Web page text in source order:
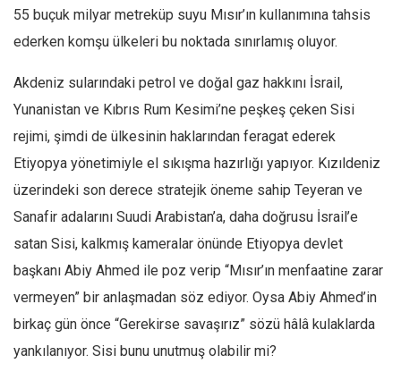
Sağlık
Gıda-Beslenme
Siyaset
Dünya
Avrupa
Asya
Afrika
İslam Dünyası
Amerika
Avustralya
Tarih
55 buçuk milyar metreküp suyu Mısır’ın kullanımına tahsis
ederken komşu ülkeleri bu noktada sınırlamış oluyor.
Akdeniz sularındaki petrol ve doğal gaz hakkını İsrail,
Yunanistan ve Kıbrıs Rum Kesimi’ne peşkeş çeken Sisi
rejimi, şimdi de ülkesinin haklarından feragat ederek
Etiyopya yönetimiyle el sıkışma hazırlığı yapıyor. Kızıldeniz
üzerindeki son derece stratejik öneme sahip Teyeran ve
Sanafir adalarını Suudi Arabistan’a, daha doğrusu İsrail’e
satan Sisi, kalkmış kameralar önünde Etiyopya devlet
başkanı Abiy Ahmed ile poz verip “Mısır’ın menfaatine zarar
vermeyen” bir anlaşmadan söz ediyor. Oysa Abiy Ahmed’in
birkaç gün önce “Gerekirse savaşırız” sözü hâlâ kulaklarda
yankılanıyor. Sisi bunu unutmuş olabilir mi?